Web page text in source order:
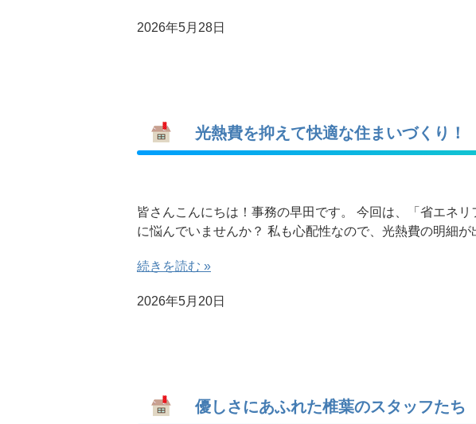
2026年5月28日
光熱費を抑えて快適な住まいづくり！
皆さんこんにちは！事務の早田です。 今回は、「省エネ
に悩んでいませんか？ 私も心配性なので、光熱費の明細
続きを読む »
2026年5月20日
優しさにあふれた椎葉のスタッフたち